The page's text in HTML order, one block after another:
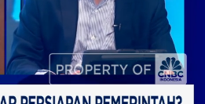
terkait perbaikan jalan arteri
Infrastruktur Dasar Kemenko
dan Wakil Ketua Komisi V DPR RI
03/2025).